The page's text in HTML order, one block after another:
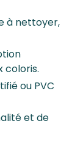
à nettoyer,
coloris.
ou PVC
et de